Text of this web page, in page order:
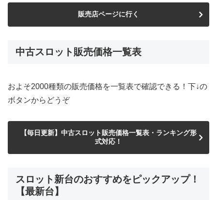
販売店ページに行く
中古スロット販売価格一覧表
およそ2000種類の販売価格を一覧表で確認できる！下↓の
ボタンからどうぞ
【毎日更新】中古スロット販売価格一覧表・ランキング形
式対応！
スロット新台のおすすめをピックアップ！
【最新台】